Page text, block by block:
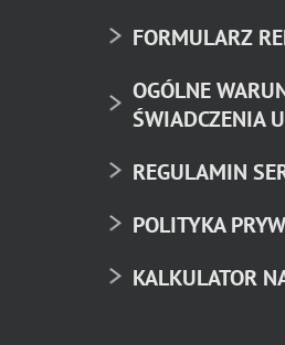
FORMULARZ
OGÓLNE
ŚWIADCZENIA
REGULAMIN
POLITYKA
KALKULATOR